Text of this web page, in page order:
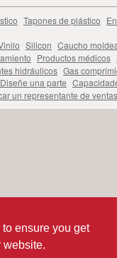
ensure you get
website.
Tapones de plástico
Silicon Caucho
Productos médicos
hidráulicos Gas
Diseñe una parte
un representante de ventas